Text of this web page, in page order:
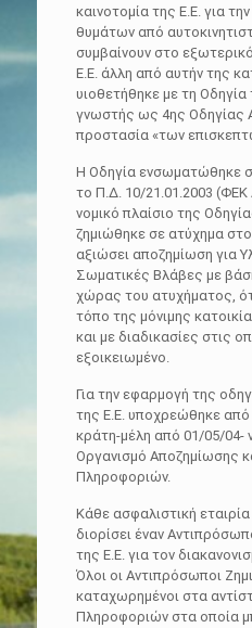
καινοτομία της Ε.Ε. για
θυμάτων από
συμβαίνουν στο
Ε.Ε. άλλη από αυτήν της
υιοθετήθηκε με τη
γνωστής ως 4ης Οδηγίας
προστασία «των
Η Οδηγία ενσωματώθηκε
το Π.Δ. 10/21.01.2003
νομικό πλαίσιο της
ζημιώθηκε σε ατύχημα
αξιώσει αποζημίωση για
Σωματικές Βλάβες με
χώρας του ατυχήματος,
τόπο της μόνιμης
και με διαδικασίες στις
εξοικειωμένο.
Για την εφαρμογή της
της Ε.Ε. υποχρεώθηκε από
κράτη-μέλη από 01/05/04-
Οργανισμό Αποζημίωσης
Πληροφοριών.
Κάθε ασφαλιστική
διορίσει έναν
της Ε.Ε. για τον
Όλοι οι Aντιπρόσωποι
καταχωρημένοι στα
Πληροφοριών στα οποία